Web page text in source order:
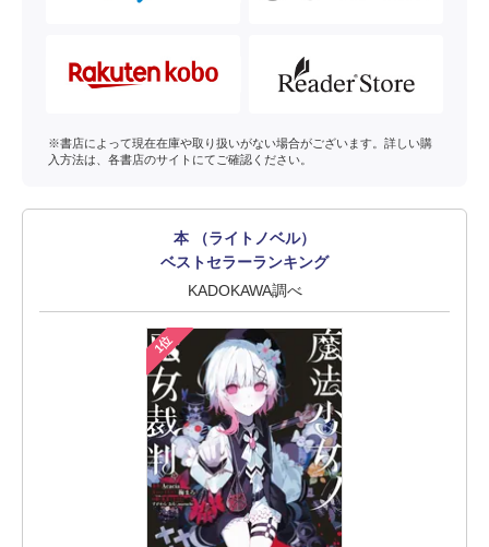
※書店によって現在在庫や取り扱いがない場合がございます。詳しい購
入方法は、各書店のサイトにてご確認ください。
本 （ライトノベル）
ベストセラーランキング
KADOKAWA調べ
1位